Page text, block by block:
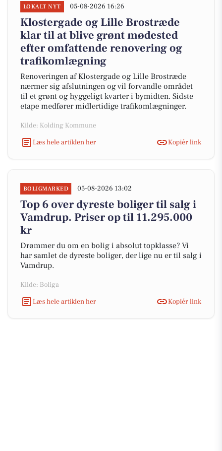
LOKALT NYT 05-08-2026 16:26
Klostergade og Lille Brostræde
klar til at blive grønt mødested
efter omfattende renovering og
trafikomlægning
Renoveringen af Klostergade og Lille Brostræde
nærmer sig afslutningen og vil forvandle området
til et grønt og hyggeligt kvarter i bymidten. Sidste
etape medfører midlertidige trafikomlægninger.
Kilde: Kolding Kommune
Læs hele artiklen her
Kopiér link
BOLIGMARKED 05-08-2026 13:02
Top 6 over dyreste boliger til salg i
Vamdrup. Priser op til 11.295.000
kr
Drømmer du om en bolig i absolut topklasse? Vi
har samlet de dyreste boliger, der lige nu er til salg i
Vamdrup.
Kilde: Boliga
Læs hele artiklen her
Kopiér link